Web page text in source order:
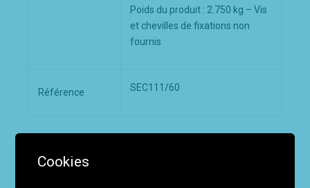
Poids du produit : 2.750 kg – Vis
et chevilles de fixations non
fournis
Référence SEC111/60
Produits similaires
Cookies